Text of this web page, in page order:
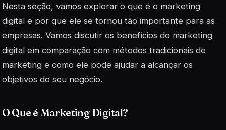
Nesta seção, vamos explorar o que é o marketing
digital e por que ele se tornou tão importante para as
empresas. Vamos discutir os benefícios do marketing
digital em comparação com métodos tradicionais de
marketing e como ele pode ajudar a alcançar os
objetivos do seu negócio.
O Que é Marketing Digital?